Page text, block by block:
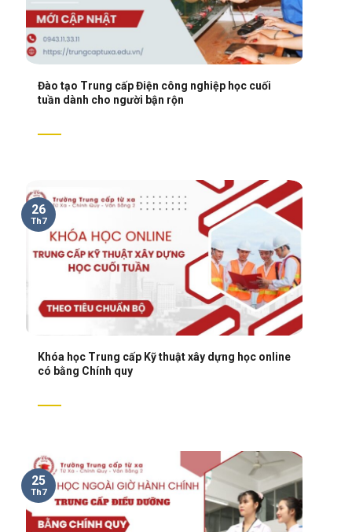
Đào tạo Trung cấp Điện công nghiệp học cuối
tuần dành cho người bận rộn
Khóa học Trung cấp Kỹ thuật xây dựng học online
có bằng Chính quy
26
Th7
25
Th7